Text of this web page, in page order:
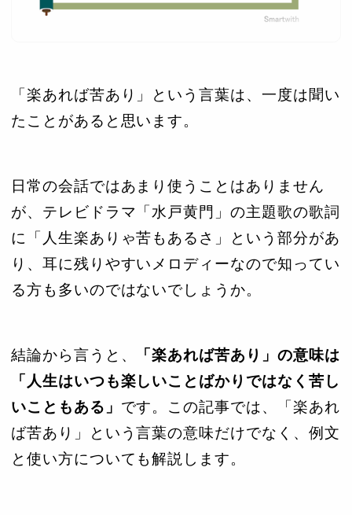
「楽あれば苦あり」という言葉は、一度は聞い
たことがあると思います。
日常の会話ではあまり使うことはありません
が、テレビドラマ「水戸黄門」の主題歌の歌詞
に「人生楽ありゃ苦もあるさ」という部分があ
り、耳に残りやすいメロディーなので知ってい
る方も多いのではないでしょうか。
結論から言うと、
「楽あれば苦あり」の意味は
「人生はいつも楽しいことばかりではなく苦し
いこともある」 です。この記事では、「楽あれ
ば苦あり」という言葉の意味だけでなく、例文
と使い方についても解説します。